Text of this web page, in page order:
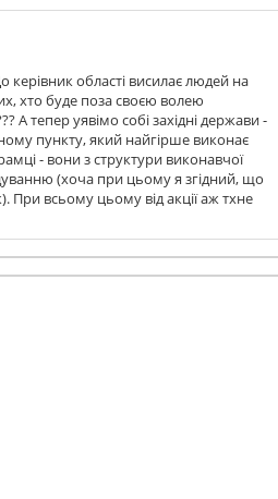
керівник області висилає людей на
хто буде поза своєю волею
А тепер уявімо собі західні держави -
пункту, який найгірше виконає
- вони з структури виконавчої
(хоча при цьому я згідний, що
При всьому цьому від акції аж тхне